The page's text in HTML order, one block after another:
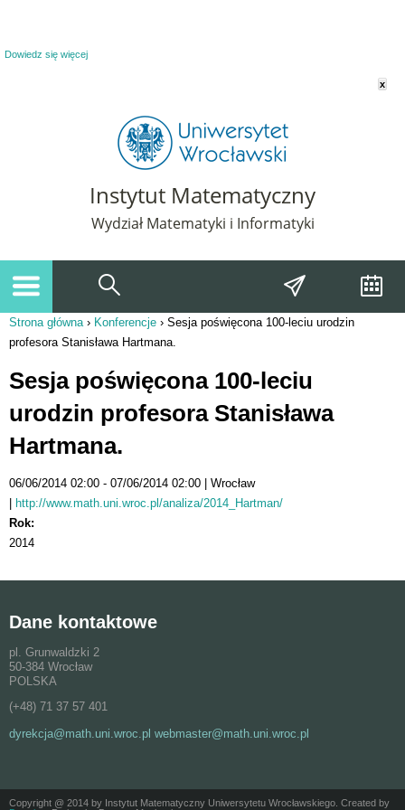
Dowiedz się więcej
x
Instytut Matematyczny
Wydział Matematyki i Informatyki
Jesteś tutaj
Strona główna› Konferencje › Sesja poświęcona 100-leciu urodzin
profesora Stanisława Hartmana.
Sesja poświęcona 100-leciu
urodzin profesora Stanisława
Hartmana.
06/06/2014 02:00 07/06/2014 02:00
Wrocław
http://www.math.uni.wroc.pl/analiza/2014_Hartman/
Rok:
2014
Dane kontaktowe
pl. Grunwaldzki 2
50-384 Wrocław
POLSKA
(+48) 71 37 57 401
dyrekcja@math.uni.wroc.pl webmaster@math.uni.wroc.pl
Copyright @ 2014 by Instytut Matematyczny Uniwersytetu Wrocławskiego. Created by